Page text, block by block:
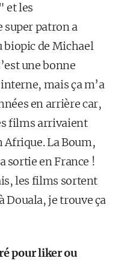
et les
patron a
biopic de Michael
une bonne
mais ça m’a
en arrière car,
films arrivaient
Afrique. La Boum,
sortie en France !
les films sortent
Douala, je trouve ça
pour liker ou